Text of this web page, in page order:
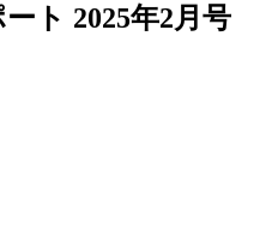
ト 2025年2月号